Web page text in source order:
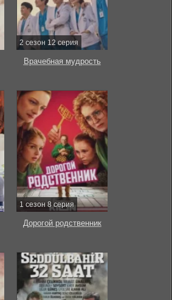
2 сезон 12 серия
Врачебная мудрость
1 сезон 8 серия
Дорогой родственник